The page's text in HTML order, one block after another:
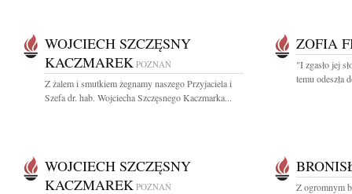
WOJCIECH SZCZĘSNY
KACZMAREK POZNAŃ
Z żalem i smutkiem żegnamy naszego Przyjaciela i
Szefa dr. hab. Wojciecha Szczęsnego Kaczmarka...
ZOFIA
"I zgasło jej
temu odeszła
WOJCIECH SZCZĘSNY
KACZMAREK POZNAŃ
Z ogromnym